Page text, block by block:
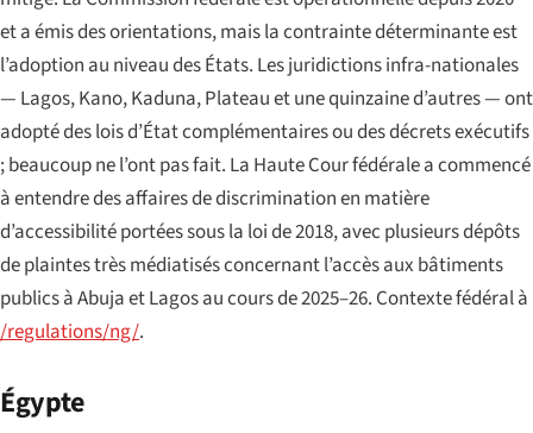
et a émis des orientations, mais la contrainte déterminante est
l’adoption au niveau des États. Les juridictions infra-nationales
— Lagos, Kano, Kaduna, Plateau et une quinzaine d’autres — ont
adopté des lois d’État complémentaires ou des décrets exécutifs
; beaucoup ne l’ont pas fait. La Haute Cour fédérale a commencé
à entendre des affaires de discrimination en matière
d’accessibilité portées sous la loi de 2018, avec plusieurs dépôts
de plaintes très médiatisés concernant l’accès aux bâtiments
publics à Abuja et Lagos au cours de 2025–26. Contexte fédéral à
/regulations/ng/.
Égypte